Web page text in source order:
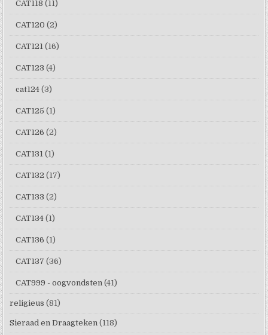
CAT118 (11)
CAT120 (2)
CAT121 (16)
CAT123 (4)
cat124 (3)
CAT125 (1)
CAT126 (2)
CAT131 (1)
CAT132 (17)
CAT133 (2)
CAT134 (1)
CAT136 (1)
CAT137 (36)
CAT999 - oogvondsten (41)
religieus (81)
Sieraad en Draagteken (118)